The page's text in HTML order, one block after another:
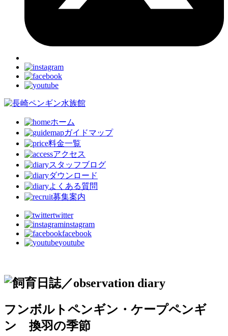
ホーム
ガイドマップ
料金一覧
アクセス
スタッフブログ
ダウンロード
よくある質問
募集案内
twitter
instagram
facebook
youtube
フンボルトペンギン・ケープペンギ
ン 換羽の季節